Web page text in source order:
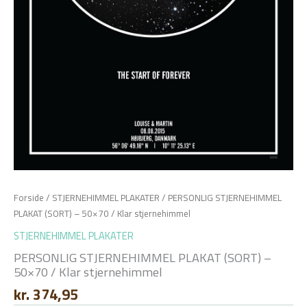
Forside / STJERNEHIMMEL PLAKATER / PERSONLIG STJERNEHIMMEL
PLAKAT (SORT) – 50×70 / Klar stjernehimmel
STJERNEHIMMEL PLAKATER
PERSONLIG STJERNEHIMMEL PLAKAT (SORT) –
50×70 / Klar stjernehimmel
kr. 374,95